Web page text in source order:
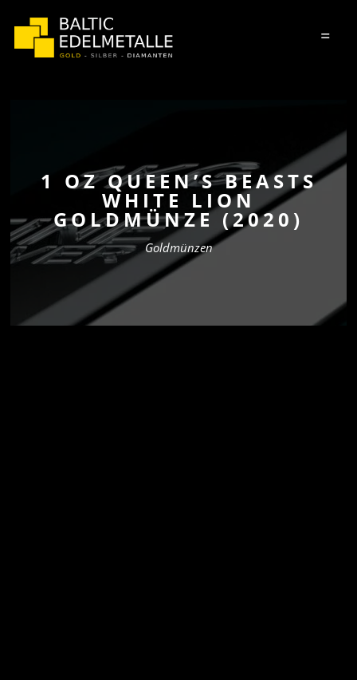
=
1 OZ QUEEN’S BEASTS
WHITE LION
GOLDMÜNZE (2020)
Goldmünzen